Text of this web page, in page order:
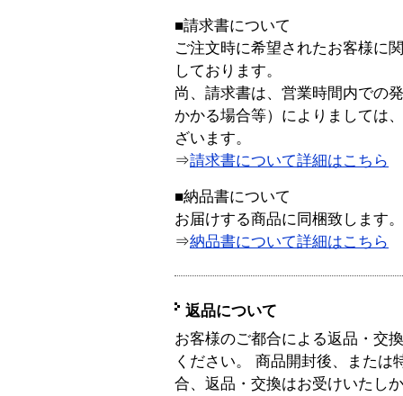
■請求書について
ご注文時に希望されたお客様に
しております。
尚、請求書は、営業時間内での
かかる場合等）によりましては
ざいます。
⇒請求書について詳細はこちら
■納品書について
お届けする商品に同梱致します。
⇒納品書について詳細はこちら
返品について
お客様のご都合による返品・交
ください。 商品開封後、または
合、返品・交換はお受けいたし